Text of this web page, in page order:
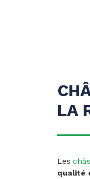
LA
Les
qualité